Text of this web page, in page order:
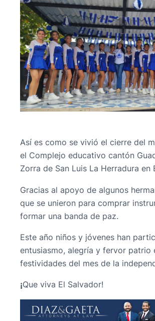
Así es como se vivió el cierre del
el Complejo educativo cantón
Zorra de San Luis La Herradura en
Gracias al apoyo de algunos
que se unieron para comprar
formar una banda de paz.
Este año niños y jóvenes han
entusiasmo, alegría y fervor patrio
festividades del mes de la
¡Que viva El Salvador!